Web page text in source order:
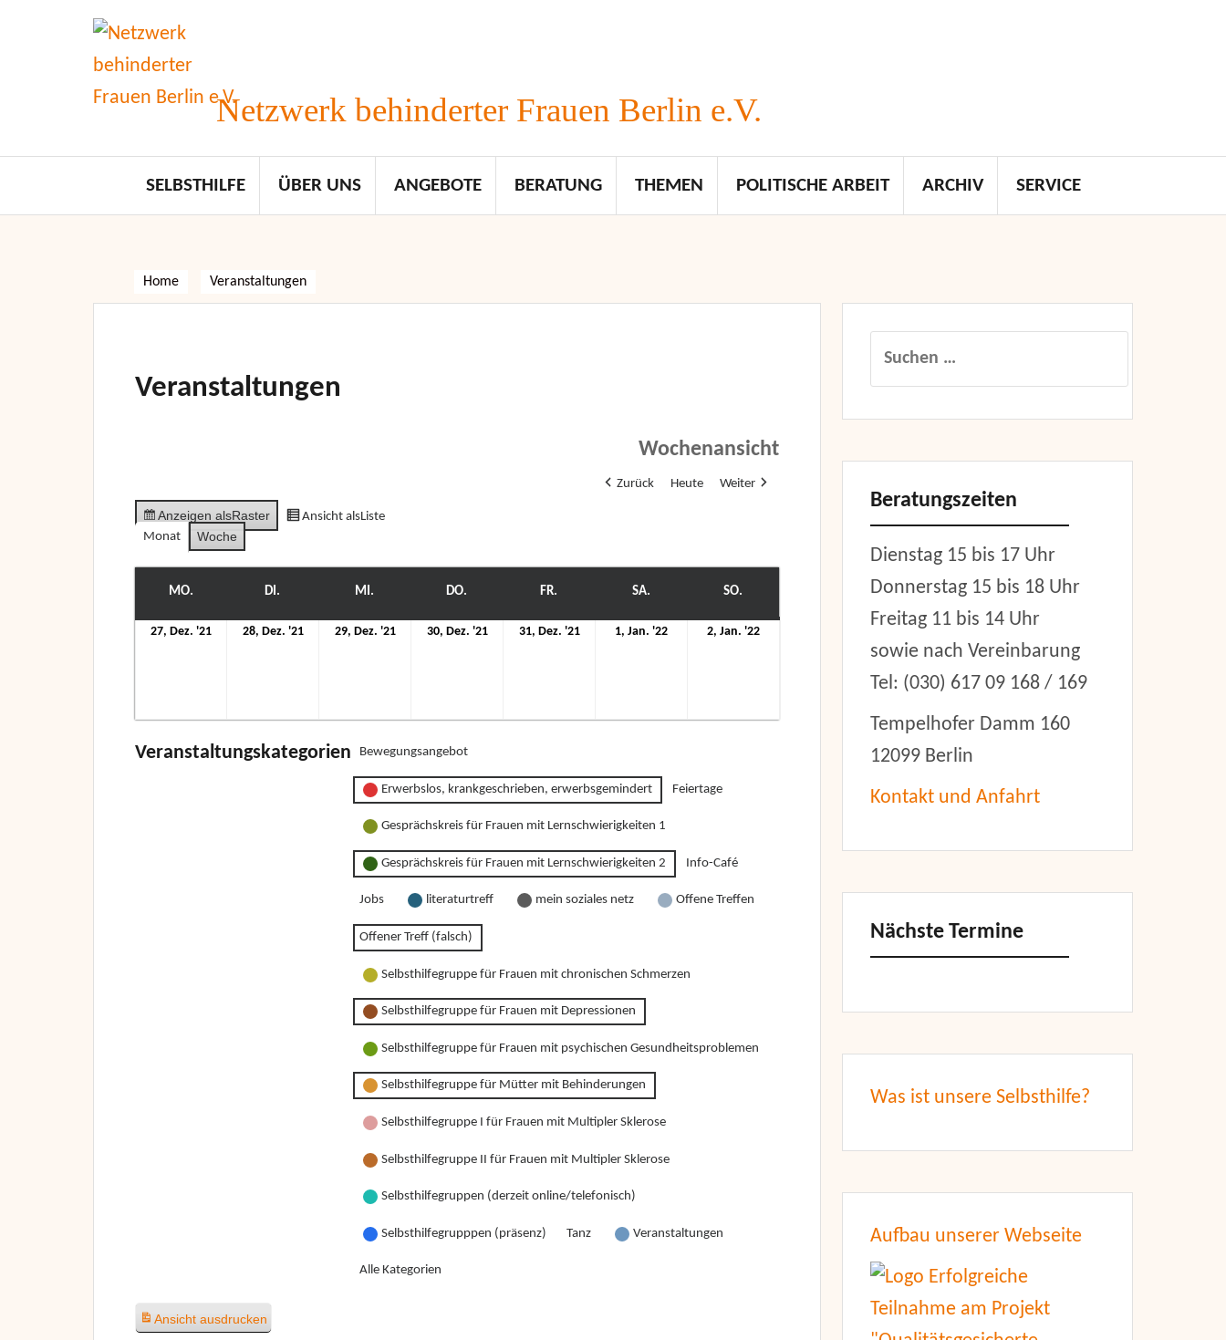
Netzwerk behinderter Frauen Berlin e.V.
SELBSTHILFE ÜBER UNS ANGEBOTE BERATUNG THEMEN POLITISCHE ARBEIT ARCHIV SERVICE
Home Veranstaltungen
Veranstaltungen
Wochenansicht
Anzeigen alsRaster Ansicht alsListe
Monat
Woche
Zurück Heute Weiter
MO. DI. MI. DO. DONNERSTAGFR. SA. SO.
27, Dez. '21 28, Dez. '2128.
29, Dez. '2129.
30, Dez. '2130.
31, Dez. '2131.
1, Jan. '22 2, Jan. '22
Veranstaltungskategorien Bewegungsangebot
Erwerbslos, krankgeschrieben, erwerbsgemindert Feiertage
Gesprächskreis für Frauen mit Lernschwierigkeiten 1
Gesprächskreis für Frauen mit Lernschwierigkeiten 2 Info-Café
Jobs literaturtreff mein soziales netz Offene Treffen
Offener Treff (falsch)
Selbsthilfegruppe für Frauen mit chronischen Schmerzen
Selbsthilfegruppe für Frauen mit Depressionen
Selbsthilfegruppe für Frauen mit psychischen Gesundheitsproblemen
Selbsthilfegruppe für Mütter mit Behinderungen
Selbsthilfegruppe I für Frauen mit Multipler Sklerose
Selbsthilfegruppe II für Frauen mit Multipler Sklerose
Selbsthilfegruppen (derzeit online/telefonisch)
Selbsthilfegrupppen (präsenz) Tanz Veranstaltungen
Alle Kategorien
Ansicht ausdrucken
Suchen
Beratungszeiten
Dienstag 15 bis 17 Uhr
Donnerstag 15 bis 18 Uhr
Freitag 11 bis 14 Uhr
sowie nach Vereinbarung
Tel: (030) 617 09 168 / 169
Tempelhofer Damm 160
12099 Berlin
Kontakt und Anfahrt
Nächste Termine
Was ist unsere Selbsthilfe?
Aufbau unserer Webseite